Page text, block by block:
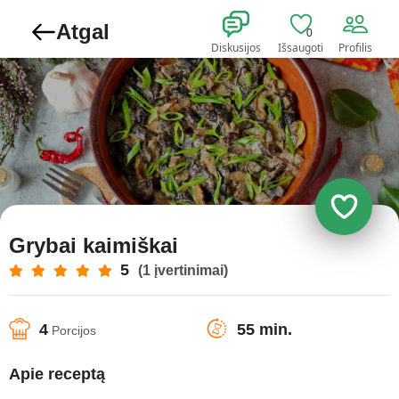
Atgal
Diskusijos
0
Išsaugoti Profilis
Grybai kaimiškai
5 (1 įvertinimai)
4 Porcijos 55 min.
Apie receptą